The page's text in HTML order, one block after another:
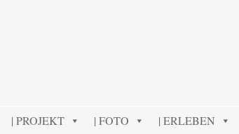
| PROJEKT | FOTO | ERLEBEN